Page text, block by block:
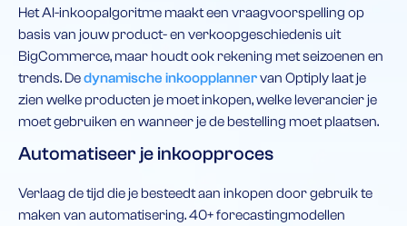
Het AI-inkoopalgoritme maakt een vraagvoorspelling op
basis van jouw product- en verkoopgeschiedenis uit
BigCommerce, maar houdt ook rekening met seizoenen en
trends. Dedynamische inkoopplannervan Optiply laat je
zien welke producten je moet inkopen, welke leverancier je
moet gebruiken en wanneer je de bestelling moet plaatsen.
Automatiseer je inkoopproces
Verlaag de tijd die je besteedt aan inkopen door gebruik te
maken van automatisering. 40+ forecastingmodellen